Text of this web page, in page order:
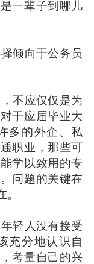
一辈子到哪儿
倾向于公务员
不应仅仅是为
于应届毕业大
多的外企、私
职业，那些可
学以致用的专
问题的关键在
轻人没有接受
充分地认识自
考量自己的兴